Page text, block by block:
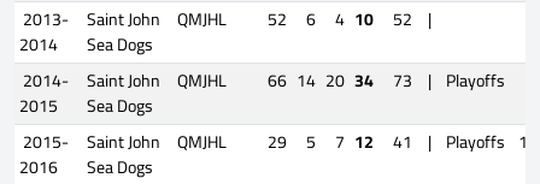
2013-
2014
Saint John
Sea Dogs
QMJHL 52 6 4 10 52 |
2014-
2015
Saint John
Sea Dogs
QMJHL 66 14 20 34 73 | Playoffs
2015-
2016
Saint John
Sea Dogs
QMJHL 29 5 7 12 41 | Playoffs 17